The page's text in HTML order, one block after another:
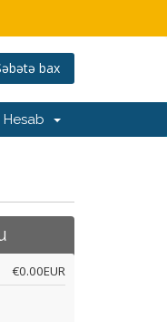
bax
Hesab
€0.00EUR